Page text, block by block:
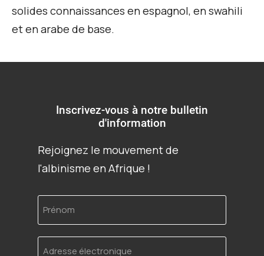
solides connaissances en espagnol, en swahili
et en arabe de base.
Inscrivez-vous à notre bulletin
d'information
Rejoignez le mouvement de
l'albinisme en Afrique !
Prénom
Adresse
électronique